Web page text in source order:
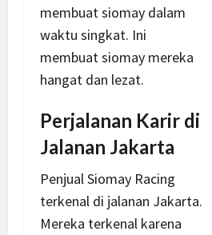
membuat siomay dalam
waktu singkat. Ini
membuat siomay mereka
hangat dan lezat.
Perjalanan Karir di
Jalanan Jakarta
Penjual Siomay Racing
terkenal di jalanan Jakarta.
Mereka terkenal karena